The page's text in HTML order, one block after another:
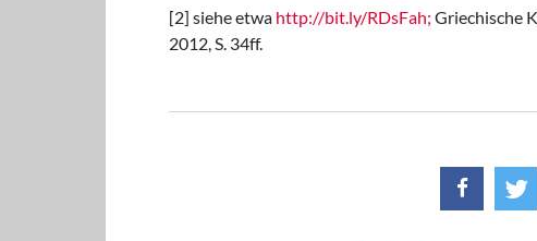
[2] siehe etwa http://bit.ly/RDsFah; Griechische
2012, S. 34ff.